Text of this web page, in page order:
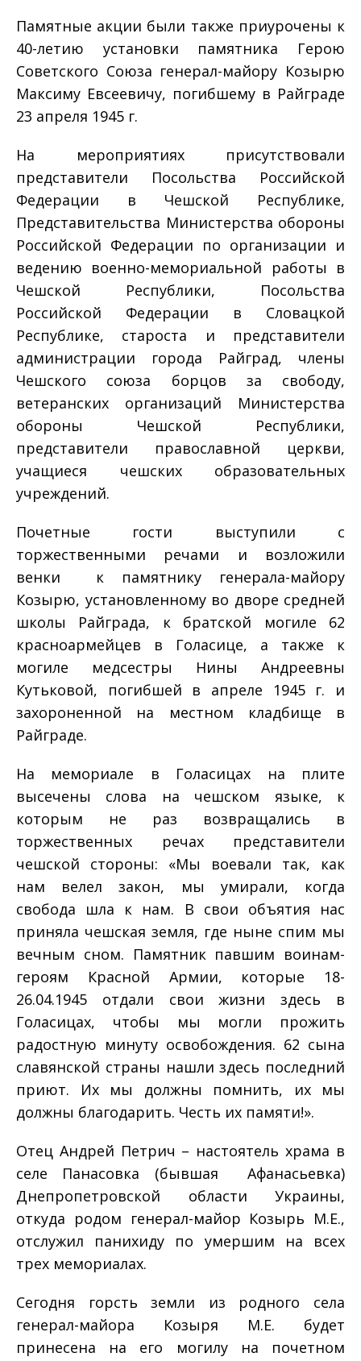
Памятные акции были также приурочены к
40-летию установки памятника Герою
Советского Союза генерал-майору Козырю
Максиму Евсеевичу, погибшему в Райграде
23 апреля 1945 г.
На мероприятиях присутствовали
представители Посольства Российской
Федерации в Чешской Республике,
Представительства Министерства обороны
Российской Федерации по организации и
ведению военно-мемориальной работы в
Чешской Республики, Посольства
Российской Федерации в Словацкой
Республике, староста и представители
администрации города Райград, члены
Чешского союза борцов за свободу,
ветеранских организаций Министерства
обороны Чешской Республики,
представители православной церкви,
учащиеся чешских образовательных
учреждений.
Почетные гости выступили с
торжественными речами и возложили
венки к памятнику генерала-майору
Козырю, установленному во дворе средней
школы Райграда, к братской могиле 62
красноармейцев в Голасице, а также к
могиле медсестры Нины Андреевны
Кутьковой, погибшей в апреле 1945 г. и
захороненной на местном кладбище в
Райграде.
На мемориале в Голасицах на плите
высечены слова на чешском языке, к
которым не раз возвращались в
торжественных речах представители
чешской стороны: «Мы воевали так, как
нам велел закон, мы умирали, когда
свобода шла к нам. В свои объятия нас
приняла чешская земля, где ныне спим мы
вечным сном. Памятник павшим воинам-
героям Красной Армии, которые 18-
26.04.1945 отдали свои жизни здесь в
Голасицах, чтобы мы могли прожить
радостную минуту освобождения. 62 сына
славянской страны нашли здесь последний
приют. Их мы должны помнить, их мы
должны благодарить. Честь их памяти!».
Отец Андрей Петрич – настоятель храма в
селе Панасовка (бывшая Афанасьевка)
Днепропетровской области Украины,
откуда родом генерал-майор Козырь М.Е.,
отслужил панихиду по умершим на всех
трех мемориалах.
Сегодня горсть земли из родного села
генерал-майора Козыря М.Е. будет
принесена на его могилу на почетном